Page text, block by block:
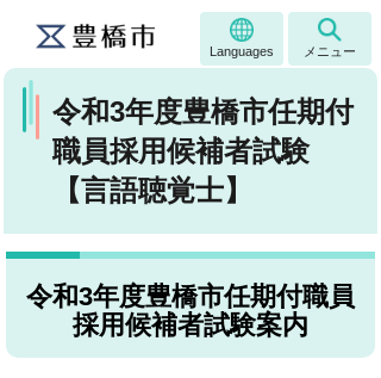
Languages メニュー
令和3年度豊橋市任期付
職員採用候補者試験
【言語聴覚士】
令和3年度豊橋市任期付職員
採用候補者試験案内